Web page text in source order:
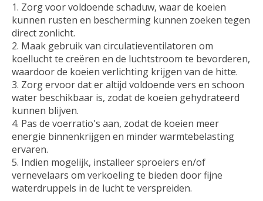
Zorg voor voldoende schaduw, waar de koeien
kunnen rusten en bescherming kunnen zoeken tegen
direct zonlicht.
Maak gebruik van circulatieventilatoren om
koellucht te creëren en de luchtstroom te bevorderen,
waardoor de koeien verlichting krijgen van de hitte.
Zorg ervoor dat er altijd voldoende vers en schoon
water beschikbaar is, zodat de koeien gehydrateerd
kunnen blijven.
Pas de voerratio's aan, zodat de koeien meer
energie binnenkrijgen en minder warmtebelasting
ervaren.
Indien mogelijk, installeer sproeiers en/of
vernevelaars om verkoeling te bieden door fijne
waterdruppels in de lucht te verspreiden.